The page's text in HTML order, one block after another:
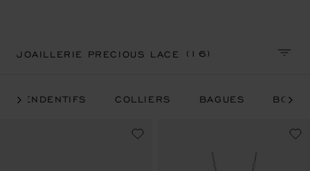
démontre sa capacité à marier brillamment l'élégance
JOAILLERIE PRECIOUS LACE(16)
PENDENTIFS COLLIERS BAGUES